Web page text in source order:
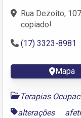
Rua Dezoito,
copiado!
(17) 3323-8981
Mapa
Terapias
alterações